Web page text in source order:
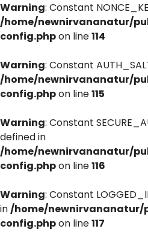
Warning: Constant
/home/newnirvananatur/
config.phpon line114
Warning: Constant
/home/newnirvananatur/
config.phpon line115
Warning: Constant
defined in
/home/newnirvananatur/
config.phpon line116
Warning: Constant
in/home/
config.phpon line117